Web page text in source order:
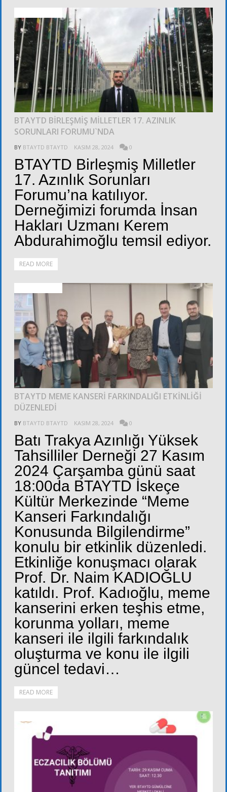
BTAYTD BİRLEŞMİŞ MİLLETLER 17. AZINLIK
SORUNLARI FORUMU`NDA
BY BTAYTD BTAYTD KASIM 28, 2024 0
BTAYTD Birleşmiş Milletler
17. Azınlık Sorunları
Forumu’na katılıyor.
Derneğimizi forumda İnsan
Hakları Uzmanı Kerem
Abdurahimoğlu temsil ediyor.
READ MORE
BTAYTD MEME KANSERİ FARKINDALIĞI ETKİNLİĞİ
DÜZENLEDİ
BY BTAYTD BTAYTD KASIM 28, 2024 0
Batı Trakya Azınlığı Yüksek
Tahsilliler Derneği 27 Kasım
2024 Çarşamba günü saat
18:00da BTAYTD İskeçe
Kültür Merkezinde “Meme
Kanseri Farkındalığı
Konusunda Bilgilendirme”
konulu bir etkinlik düzenledi.
Etkinliğe konuşmacı olarak
Prof. Dr. Naim KADIOĞLU
katıldı. Prof. Kadıoğlu, meme
kanserini erken teşhis etme,
korunma yolları, meme
kanseri ile ilgili farkındalık
oluşturma ve konu ile ilgili
güncel tedavi…
READ MORE